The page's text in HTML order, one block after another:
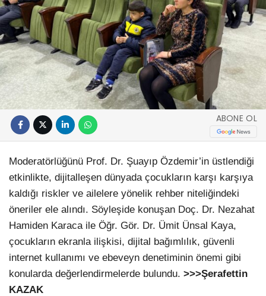
ABONE OL
Moderatörlüğünü Prof. Dr. Şuayıp Özdemir’in üstlendiği
etkinlikte, dijitalleşen dünyada çocukların karşı karşıya
kaldığı riskler ve ailelere yönelik rehber niteliğindeki
öneriler ele alındı. Söyleşide konuşan Doç. Dr. Nezahat
Hamiden Karaca ile Öğr. Gör. Dr. Ümit Ünsal Kaya,
çocukların ekranla ilişkisi, dijital bağımlılık, güvenli
internet kullanımı ve ebeveyn denetiminin önemi gibi
konularda değerlendirmelerde bulundu. >>>Şerafettin
KAZAK